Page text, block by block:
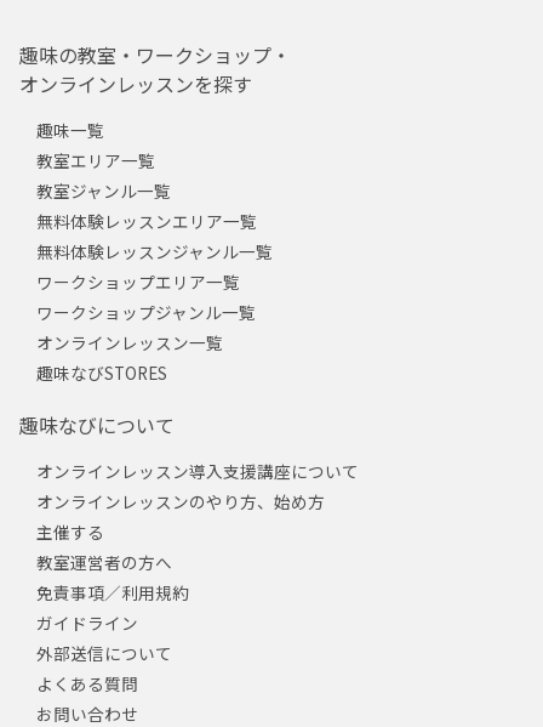
趣味の教室・ワークショップ・
オンラインレッスンを探す
趣味一覧
教室エリア一覧
教室ジャンル一覧
無料体験レッスンエリア一覧
無料体験レッスンジャンル一覧
ワークショップエリア一覧
ワークショップジャンル一覧
オンラインレッスン一覧
趣味なびSTORES
趣味なびについて
オンラインレッスン導入支援講座について
オンラインレッスンのやり方、始め方
主催する
教室運営者の方へ
免責事項／利用規約
ガイドライン
外部送信について
よくある質問
お問い合わせ